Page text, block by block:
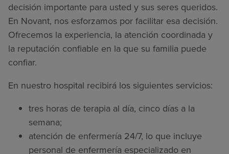
decisión importante para usted y sus seres queridos.
En Novant, nos esforzamos por facilitar esa decisión.
Ofrecemos la experiencia, la atención coordinada y
la reputación confiable en la que su familia puede
confiar.
En nuestro hospital recibirá los siguientes servicios:
tres horas de terapia al día, cinco días a la
semana;
atención de enfermería 24/7, lo que incluye
personal de enfermería especializado en